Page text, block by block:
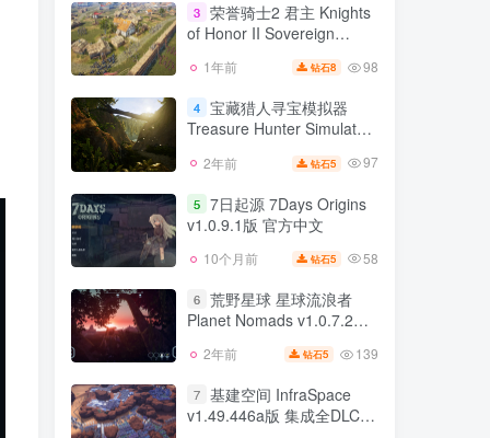
3 荣誉骑士2 君主 Knights
of Honor II Sovereign
v1.7.0 31768版 集成全DLC
官方中文 中文语音 荣誉骑
士1 v1.05版
1年前 钻石8 98
4 宝藏猎人寻宝模拟器
Treasure Hunter Simulator
2年前 钻石5 97
5 7日起源 7Days Origins
v1.0.9.1版 官方中文
10个月前 钻石5 58
6 荒野星球 星球流浪者
Planet Nomads v1.0.7.2版
2年前 钻石5 139
7 基建空间 InfraSpace
v1.49.446a版 集成全DLC
官方中文
2年前 钻石5
3
荣誉骑士2 君主 Knights
v1.7.0 31768版 集成全DLC
官方中文 中文语音 荣誉骑
士1 v1.05版
1年前 钻石8 98
4
宝藏猎人寻宝模拟器
Treasure Hunter Simulator
整合3号升级档 官方中文
2年前 钻石
5
7日起源 7Days Origins
10个月前 钻石 5
6
荒野星球 星球流浪者
官方中文
2年前 钻石5 139